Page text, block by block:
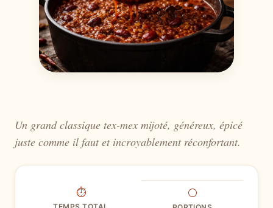
Un grand classique tex-mex mijoté, généreux, épicé
juste comme il faut et incroyablement réconfortant.
⏱ ⚪